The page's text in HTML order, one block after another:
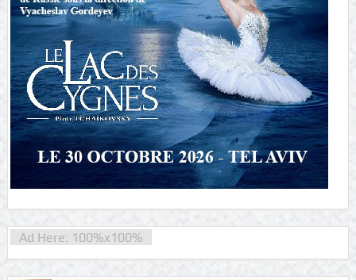
Ad Here: 100%x100%